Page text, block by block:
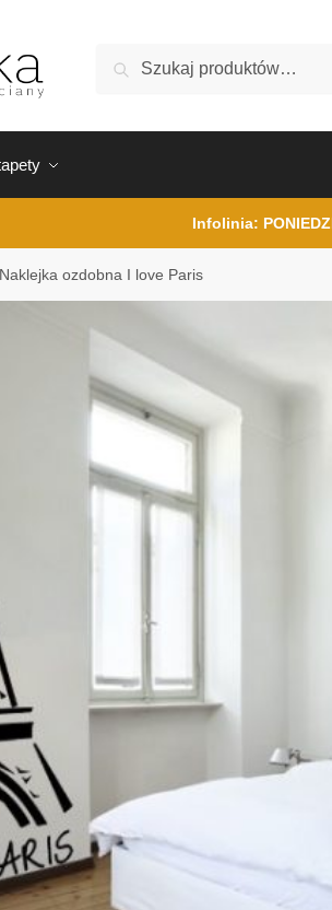
Szukaj
Infolinia:
Naklejka ozdobna I love Paris